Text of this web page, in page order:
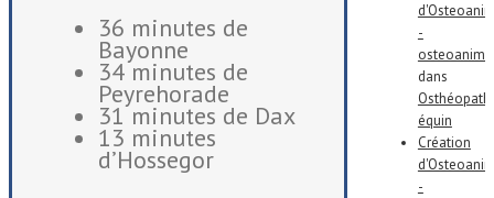
36 minutes de
Bayonne
34 minutes de
Peyrehorade
31 minutes de Dax
13 minutes
d’Hossegor
-
dans
équin
Création
-